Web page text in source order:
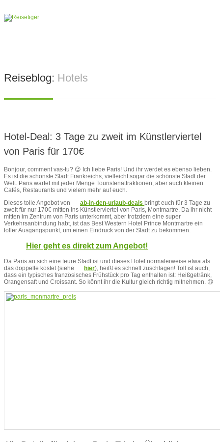
Reiseblog: Hotels
Hotel-Deal: 3 Tage zu zweit im Künstlerviertel
von Paris für 170€
Bonjour, comment vas-tu? 😉 Ich liebe Paris! Und ihr werdet es ebenso lieben.
Es ist die schönste Stadt Frankreichs, vielleicht sogar die schönste Stadt der
Welt. Paris wartet mit jeder Menge Touristenattraktionen, aber auch kleinen
Cafés, Restaurants und vielem mehr auf euch.
Dieses tolle Angebot von
ab-in-den-urlaub-deals bringt euch für 3 Tage zu
zweit für nur 170€ mitten ins Künstlerviertel von Paris, Montmartre. Da ihr nicht
mitten im Zentrum von Paris unterkommt, aber trotzdem eine super
Verkehrsanbindung habt, ist das Best Western Hotel Prince Montmartre ein
toller Ausgangspunkt, um einen Eindruck von der Stadt zu bekommen.
Hier geht es direkt zum Angebot!
Da Paris an sich eine teure Stadt ist und dieses Hotel normalerweise etwa als
das doppelte kostet (siehe
hier), heißt es schnell zuschlagen! Toll ist auch,
dass ein typisches französisches Frühstück pro Tag enthalten ist: Heißgetränk,
Orangensaft und Croissant. So könnt ihr die Kultur gleich richtig mitnehmen. 😉